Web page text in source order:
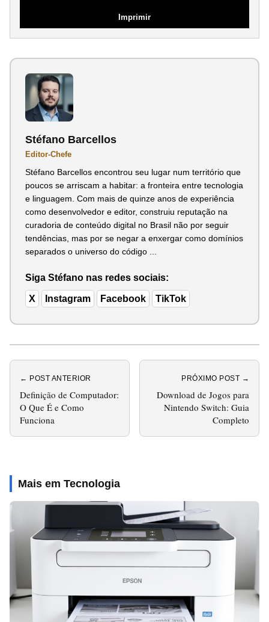
Imprimir
Stéfano Barcellos
Editor-Chefe
Stéfano Barcellos encontrou seu lugar num território que
poucos se arriscam a habitar: a fronteira entre tecnologia
e linguagem. Com mais de quinze anos de experiência
como desenvolvedor e editor, construiu reputação na
curadoria de conteúdo digital no Brasil não por seguir
tendências, mas por se negar a enxergar como domínios
separados o universo do código ...
Siga Stéfano nas redes sociais:
X Instagram Facebook TikTok
← POST ANTERIOR
Definição de Computador:
O Que É e Como
Funciona
PRÓXIMO POST →
Download de Jogos para
Nintendo Switch: Guia
Completo
Mais em Tecnologia